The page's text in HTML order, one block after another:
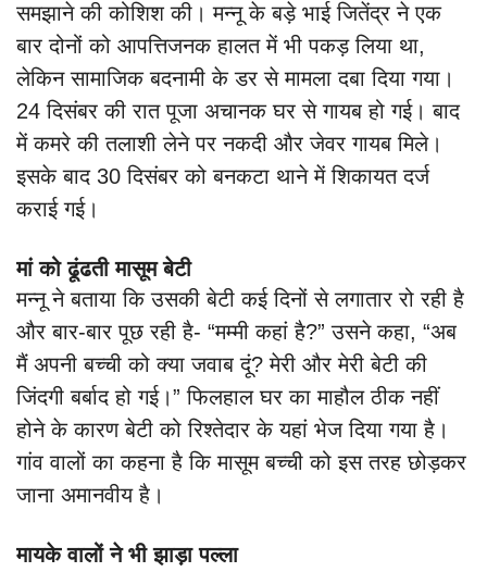
समझाने की कोशिश की। मन्नू के बड़े भाई जितेंद्र ने एक
बार दोनों को आपत्तिजनक हालत में भी पकड़ लिया था,
लेकिन सामाजिक बदनामी के डर से मामला दबा दिया गया।
24 दिसंबर की रात पूजा अचानक घर से गायब हो गई। बाद
में कमरे की तलाशी लेने पर नकदी और जेवर गायब मिले।
इसके बाद 30 दिसंबर को बनकटा थाने में शिकायत दर्ज
कराई गई।
मां को ढूंढती मासूम बेटी
मन्नू ने बताया कि उसकी बेटी कई दिनों से लगातार रो रही है
और बार-बार पूछ रही है- “मम्मी कहां है?” उसने कहा, “अब
मैं अपनी बच्ची को क्या जवाब दूं? मेरी और मेरी बेटी की
जिंदगी बर्बाद हो गई।” फिलहाल घर का माहौल ठीक नहीं
होने के कारण बेटी को रिश्तेदार के यहां भेज दिया गया है।
गांव वालों का कहना है कि मासूम बच्ची को इस तरह छोड़कर
जाना अमानवीय है।
मायके वालों ने भी झाड़ा पल्ला